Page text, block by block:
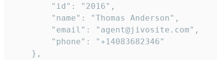
        "id": "2016",
        "name": "Thomas Anderson",
        "email": "agent@jivosite.com",
        "phone": "+14083682346"
    },